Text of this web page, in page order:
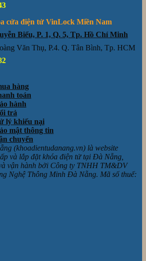
cửa điện tử VinLock Miền Nam
Biểu, P. 1, Q. 5, Tp. Hồ Chí Minh
Văn Thụ, P.4. Q. Tân Bình, Tp. HCM
hàng
toán
hành
trả
lý khiếu nại
mật thông tin
chuyển
(khoadientudanang.vn) là website
và lắp đặt khóa điện tử tại Đà Nẵng,
vận hành bởi Công ty TNHH TM&DV
Nghệ Thông Minh Đà Nẵng. Mã số thuế: